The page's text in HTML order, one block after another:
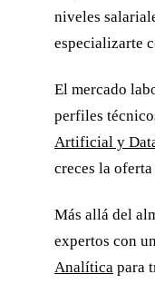
niveles
especializarte
El mercado
perfiles
Artificial y
creces la
Más allá del
expertos con
Analítica para